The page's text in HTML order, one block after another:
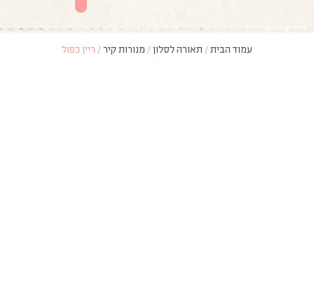
עמוד הבית/ תאורה לסלון/ מנורות קיר/ ריין כפול